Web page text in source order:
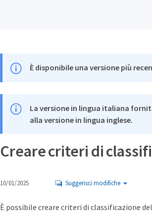
È disponibile una versione più
La versione in lingua italiana
alla versione in lingua inglese.
Creare criteri di
10/01/2025 Suggerisci modifiche
È possibile creare criteri di classificazione